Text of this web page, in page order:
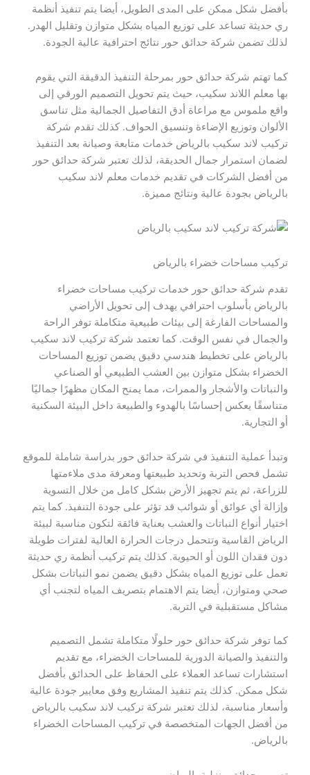
بأفضل شكل ممكن على المدى الطويل، أيضا يتم تنفيذ أنظمة
ري حديثة تساعد على توزيع المياه بشكل متوازن وتقليل الهدر.
لذلك تضمن شركة حدائق حور نتائج احترافية عالية الجودة.
كما تهتم شركة حدائق حور بمرحلة التنفيذ الدقيقة التي يقوم
بها معلم اللاند سكيب، حيث يتم تحويل التصميم الورقي إلى
واقع ملموس مع مراعاة أدق التفاصيل الجمالية مثل تناسق
الألوان وتوزيع الإضاءة وتنسيق الحواف. كذلك تقدم شركة
تركيب لاند سكيب بالرياض خدمات متابعة وصيانة بعد التنفيذ
لضمان استمرار جمال الحديقة، لذلك تعتبر شركة حدائق حور
من أفضل الشركات في تقديم خدمات معلم لاند سكيب
بالرياض بجودة عالية ونتائج مميزة.
تركيب مساحات خضراء بالرياض
تقدم شركة حدائق حور خدمات تركيب مساحات خضراء
بالرياض بأسلوب احترافي يهدف إلى تحويل الأراضي
والمساحات الفارغة إلى بيئات طبيعية متكاملة توفر الراحة
والجمال في نفس الوقت. كما تعتمد شركة تركيب لاند سكيب
بالرياض على تخطيط هندسي دقيق يضمن توزيع المساحات
الخضراء بشكل متوازن بين العشب الطبيعي أو الصناعي
والنباتات والأشجار والممرات، مما يمنح المكان مظهرًا جماليًا
متناسقًا يعكس إحساسًا بالهدوء والطبيعة داخل البيئة السكنية
أو التجارية.
وتبدأ عملية التنفيذ في شركة حدائق حور بدراسة شاملة للموقع
تشمل فحص التربة وتحديد طبيعتها ومعرفة مدى ملاءمتها
للزراعة، ثم يتم تجهيز الأرض بشكل كامل من خلال التسوية
وإزالة أي عوائق أو شوائب قد تؤثر على جودة التنفيذ. كما يتم
اختيار أنواع النباتات والعشب بعناية فائقة لتكون مناسبة لبيئة
الرياض القاسية وتتحمل درجات الحرارة العالية لفترات طويلة
دون فقدان اللون أو الحيوية. كذلك يتم تركيب أنظمة ري حديثة
تعمل على توزيع المياه بشكل دقيق يضمن نمو النباتات بشكل
صحي ومتوازن، أيضا يتم الاهتمام بتصريف المياه لتجنب أي
مشاكل مستقبلية في التربة.
كما توفر شركة حدائق حور حلولًا متكاملة تشمل التصميم
والتنفيذ والصيانة الدورية للمساحات الخضراء، مع تقديم
استشارات تساعد العملاء على الحفاظ على الحدائق بأفضل
شكل ممكن. كذلك يتم تنفيذ المشاريع وفق معايير جودة عالية
وأسعار مناسبة، لذلك تعتبر شركة تركيب لاند سكيب بالرياض
من أفضل الجهات المتخصصة في تركيب المساحات الخضراء
بالرياض.